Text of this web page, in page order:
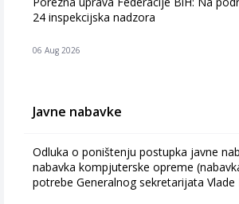
24 inspekcijska nadzora
06 Aug 2026
Javne nabavke
Odluka o poništenju postupka javne
nabavka kompjuterske opreme
potrebe Generalnog sekretarijata Vlade